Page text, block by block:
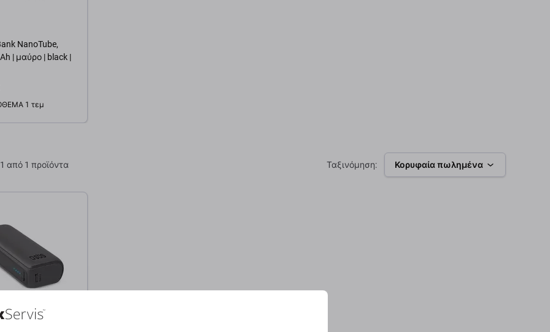
NanoTube,
| μαύρο | black |
1 τεμ
1 από 1 προϊόντα Ταξινόμηση: Κορυφαία πωλημένα